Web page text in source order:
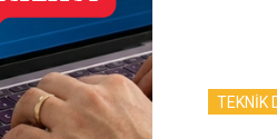
TEKNİK